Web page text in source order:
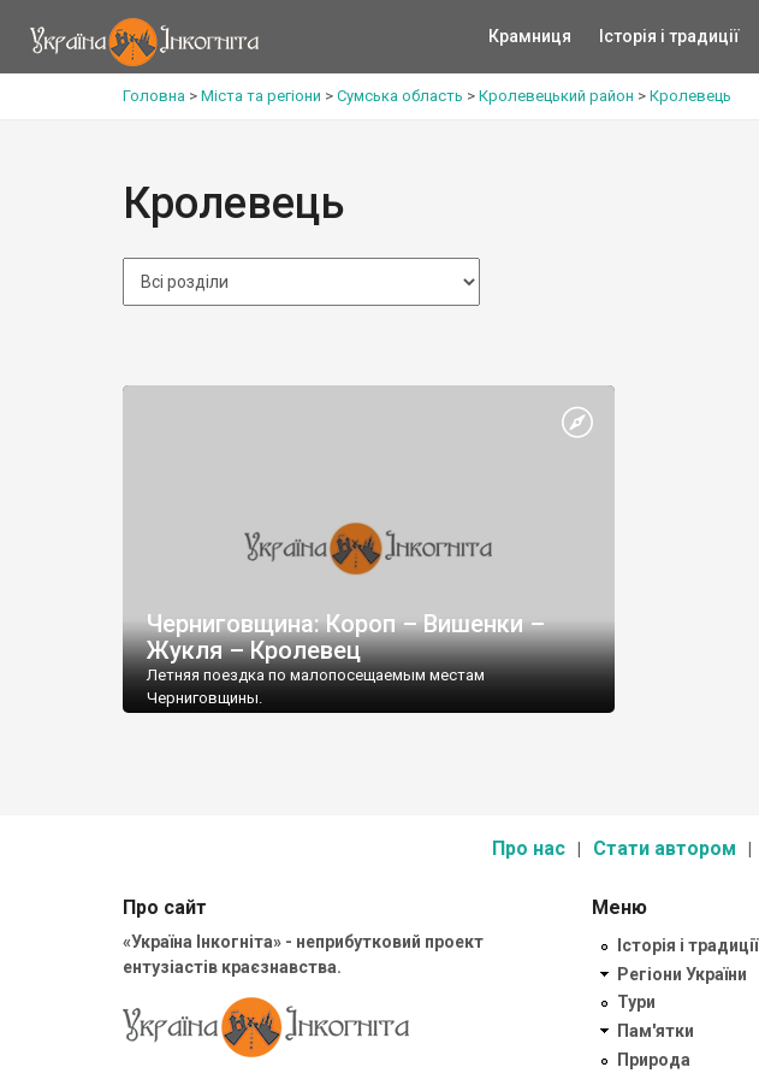
Крамниця Історія і традиції
Головна > Міста та регіони > Сумська область > Кролевецький район > Кролевець
Кролевець
Черниговщина: Короп – Вишенки –
Жукля – Кролевец
Летняя поездка по малопосещаемым местам
Черниговщины.
Про нас Стати автором
Про сайт
«Україна Інкогніта» - неприбутковий проект
ентузіастів краєзнавства.
Меню
Історія і традиції
Регіони України
Тури
Пам'ятки
Природа